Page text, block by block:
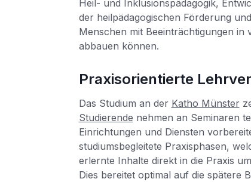
Heil- und Inklusionspädagogik,
der heilpädagogischen Förderung
Menschen mit Beeinträchtigungen
abbauen können.
Praxisorientierte
Das Studium an der Katho Münster
Studierende nehmen an Seminaren
Einrichtungen und Diensten
studiumsbegleitete Praxisphasen,
erlernte Inhalte direkt in die Praxis
Dies bereitet optimal auf die spätere